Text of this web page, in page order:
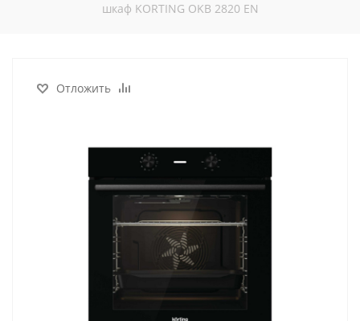
шкаф KORTING OKB 2820 EN
Отложить